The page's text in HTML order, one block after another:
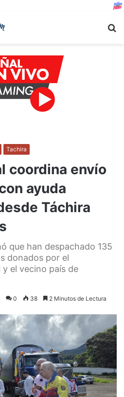
Tachira
coordina envío
ayuda
Táchira
que han despachado 135
donados por el
el vecino país de
0 38 2 Minutos de Lectura